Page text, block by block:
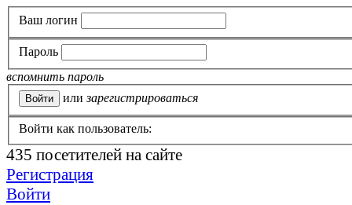
Ваш логин
Пароль
вспомнить пароль
или зарегистрироваться
Войти как пользователь:
435 посетителей на сайте
Регистрация
Войти